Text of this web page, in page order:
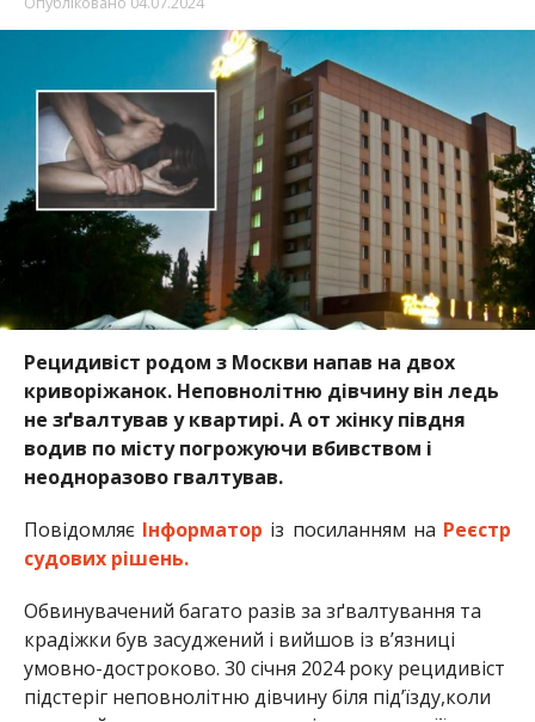
Рецидивіст родом з Москви напав на двох
криворіжанок. Неповнолітню дівчину він ледь
не зґвалтував у квартирі. А от жінку півдня
водив по місту погрожуючи вбивством і
неодноразово гвалтував.
Повідомляє Інформатор із посиланням на Реєстр
судових рішень.
Обвинувачений багато разів за зґвалтування та
крадіжки був засуджений і вийшов із в’язниці
умовно-достроково. 30 січня 2024 року рецидивіст
підстеріг неповнолітню дівчину біля під’їзду,коли